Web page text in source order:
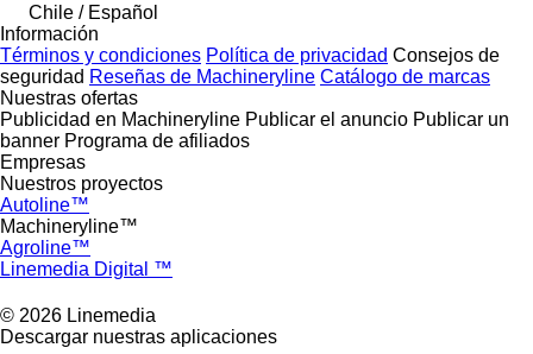
Chile / Español
Información
Términos y condiciones Política de privacidad Consejos de
seguridad Reseñas de Machineryline Catálogo de marcas
Nuestras ofertas
Publicidad en Machineryline Publicar el anuncio Publicar un
banner Programa de afiliados
Empresas
Nuestros proyectos
Autoline™
Machineryline™
Agroline™
Linemedia Digital ™
© 2026 Linemedia
Descargar nuestras aplicaciones